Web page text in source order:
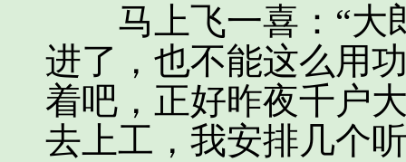
马上飞一喜：“大
进了，也不能这么用
着吧，正好昨夜千户
去上工，我安排几个